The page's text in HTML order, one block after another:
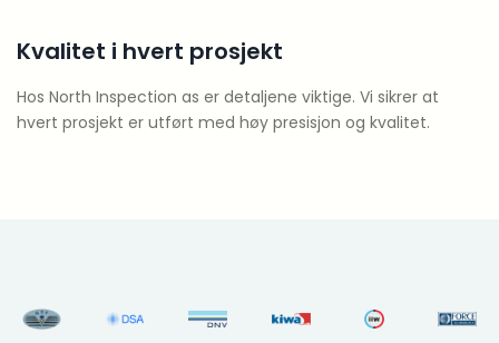
Kvalitet i hvert prosjekt
Hos North Inspection as er detaljene viktige. Vi sikrer at
hvert prosjekt er utført med høy presisjon og kvalitet.